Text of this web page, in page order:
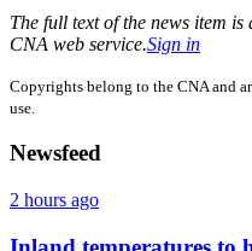
The full text of the news item
CNA web service.Sign in
Copyrights belong to the CNA and
use.
Newsfeed
2 hours ago